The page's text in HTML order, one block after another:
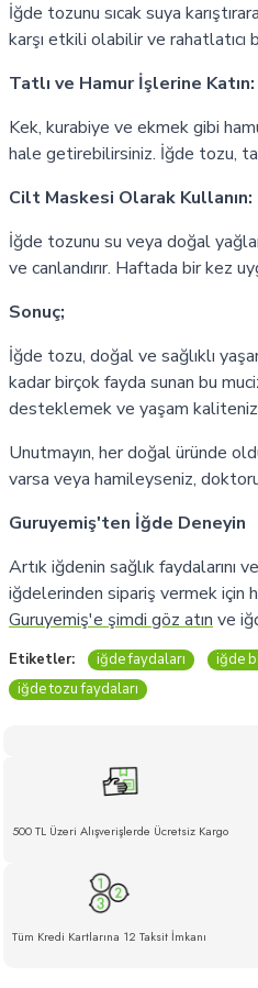
İğde tozunu sıcak suya
karşı etkili olabilir ve rahatlatıcı
Tatlı ve Hamur İşlerine Katın:
Kek, kurabiye ve ekmek gibi
hale getirebilirsiniz. İğde tozu,
Cilt Maskesi Olarak Kullanın:
İğde tozunu su veya doğal
ve canlandırır. Haftada bir kez
Sonuç;
İğde tozu, doğal ve sağlıklı
kadar birçok fayda sunan bu
desteklemek ve yaşam
Unutmayın, her doğal üründe
varsa veya hamileyseniz,
Guruyemiş'ten İğde Deneyin
Artık iğdenin sağlık
iğdelerinden sipariş vermek için
Guruyemiş'e şimdi göz atın ve
Etiketler: iğde faydaları iğde
iğde tozu faydaları
500 TL Üzeri Alışverişlerde Ücretsiz Kargo
Tüm Kredi Kartlarına 12 Taksit İmkanı